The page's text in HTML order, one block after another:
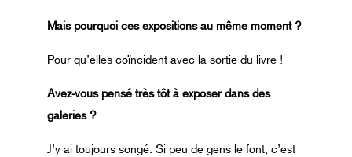
Mais pourquoi ces expositionsau même moment ?
Pour qu’elles coïncident avec la sortie du livre !
Avez-vous pensé très tôt à exposer dans des
galeries ?
J’y ai toujours songé. Si peu de gens le font, c’est